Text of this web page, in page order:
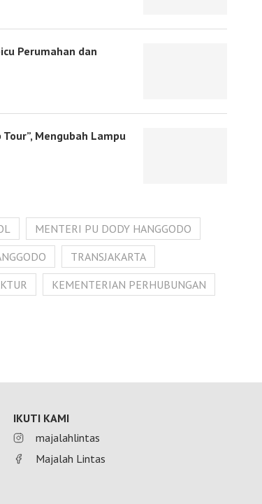
Perumahan dan
Mengubah Lampu
MENTERI PU DODY HANGGODO
TRANSJAKARTA
KEMENTERIAN PERHUBUNGAN
IKUTI KAMI
majalahlintas
Majalah Lintas